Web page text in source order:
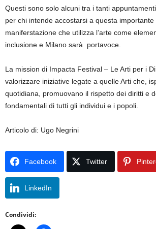
Questi sono solo alcuni tra i tanti
per chi intende accostarsi a questa importante
maniferstazione che utilizza l’arte come
inclusione e Milano sarà portavoce.
La mission di Impacta Festival – Le Arti per i
valorizzare iniziative legate a quelle Arti che,
quotidiana, promuovano il rispetto dei diritti e
fondamentali di tutti gli individui e i popoli.
Articolo di: Ugo Negrini
Facebook Twitter
LinkedIn
Condividi: